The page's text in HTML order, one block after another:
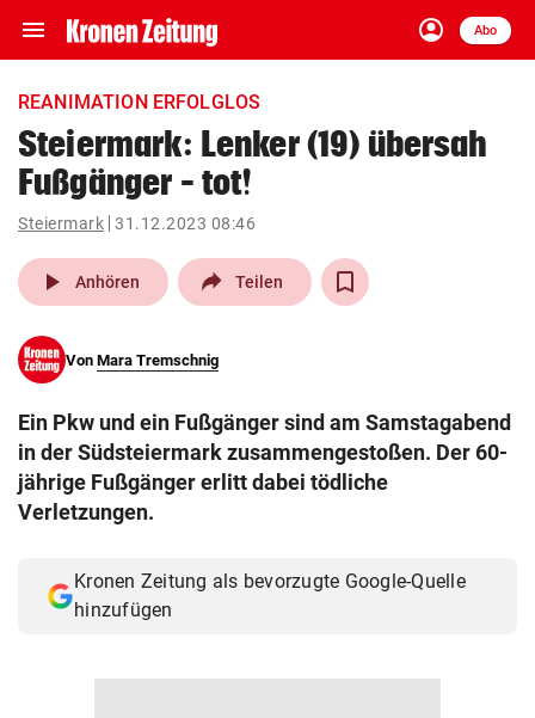
menu Navigation
ein-/ausklappen
account_circle
Anmelden
Abo
close Schließen
account_circle Anmelden
pin_drop
Wien arrow_right
search
eingeben
Muthgasse 2, 1190 Wien
REANIMATION ERFOLGLOS
Steiermark: Lenker (19) übersah
Fußgänger – tot!
Steiermark 31.12.2023 08:46
play_arrow Anhören Teilen
Von Mara Tremschnig
Ein Pkw und ein Fußgänger sind am Samstagabend
in der Südsteiermark zusammengestoßen. Der 60-
jährige Fußgänger erlitt dabei tödliche
Verletzungen.
Kronen Zeitung als bevorzugte Google-Quelle
hinzufügen